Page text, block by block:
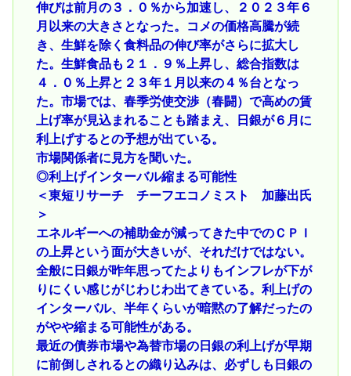
伸びは前月の３．０％から加速し、２０２３年６
月以来の大きさとなった。コメの価格高騰が続
き、生鮮を除く食料品の伸び率がさらに拡大し
た。生鮮食品も２１．９％上昇し、総合指数は
４．０％上昇と２３年１月以来の４％台となっ
た。市場では、春季労使交渉（春闘）で高めの賃
上げ率が見込まれることも踏まえ、日銀が６月に
利上げするとの予想が出ている。
市場関係者に見方を聞いた。
◎利上げインターバル縮まる可能性
＜東短リサーチ チーフエコノミスト 加藤出氏
＞
エネルギーへの補助金が減ってきた中でのＣＰＩ
の上昇という面が大きいが、それだけではない。
全般に日銀が昨年思ってたよりもインフレが下が
りにくい感じがじわじわ出てきている。利上げの
インターバル、半年くらいが暗黙の了解だったの
がやや縮まる可能性がある。
最近の債券市場や為替市場の日銀の利上げが早期
に前倒しされるとの織り込みは、必ずしも日銀の